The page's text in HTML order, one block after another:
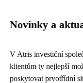
Novinky a
V Atris investiční
klientům ty nejlepší
poskytovat prvotřídní